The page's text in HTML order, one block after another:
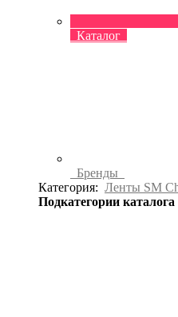
Каталог
Бренды
Категория: Ленты SM
Подкатегории